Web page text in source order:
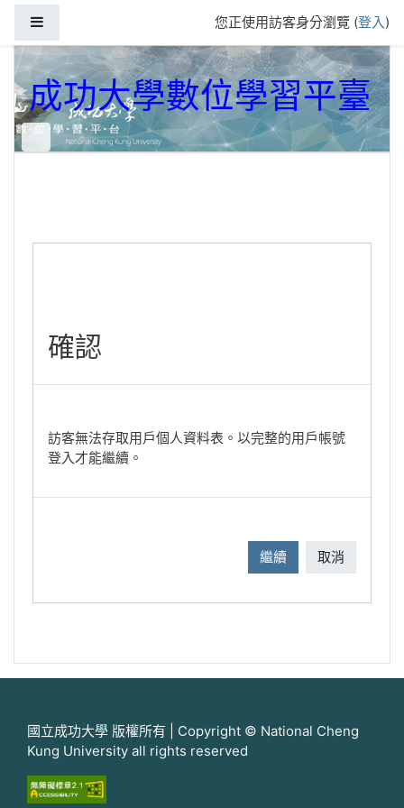
您正使用訪客身分瀏覽 (登入)
成功大學數位學習平臺
確認
訪客無法存取用戶個人資料表。以完整的用戶帳號
登入才能繼續。
繼續 取消
國立成功大學 版權所有 | Copyright © National Cheng
Kung University all rights reserved